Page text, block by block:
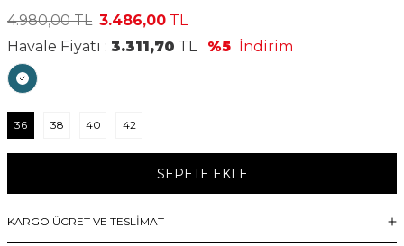
4.980,00TL 3.486,00 TL
Havale Fiyatı : 3.311,70 TL %5 İndirim
36 38 40 42
SEPETE EKLE
KARGO ÜCRET VE TESLİMAT